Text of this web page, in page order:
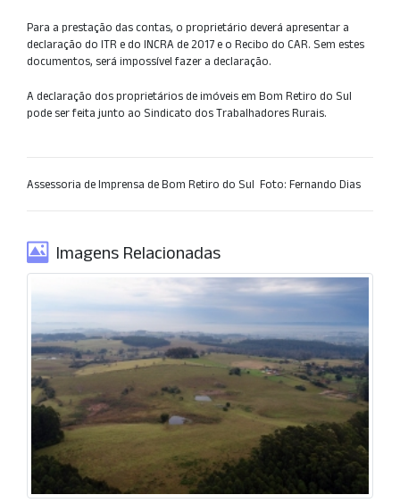
Para a prestação das contas, o proprietário deverá apresentar a
declaração do ITR e do INCRA de 2017 e o Recibo do CAR. Sem estes
documentos, será impossível fazer a declaração.
A declaração dos proprietários de imóveis em Bom Retiro do Sul
pode ser feita junto ao Sindicato dos Trabalhadores Rurais.
Assessoria de Imprensa de Bom Retiro do Sul  Foto: Fernando Dias
Imagens Relacionadas